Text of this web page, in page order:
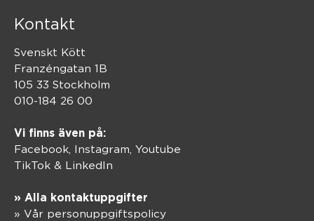
Kontakt
Svenskt Kött
Franzéngatan 1B
105 33 Stockholm
010-184 26 00
Vi finns även på:
Facebook, Instagram Youtube
TikTok & LinkedIn
» Alla kontaktuppgifter
» Vår personuppgiftspolicy